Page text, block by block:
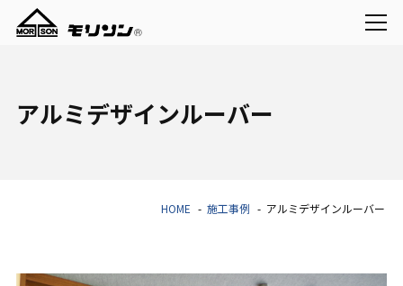
アルミデザインルーバー
HOME 施工事例 アルミデザインルーバー